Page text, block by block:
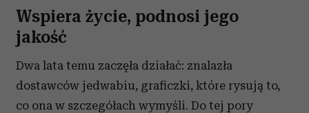
Wspiera życie, podnosi jego
jakość
Dwa lata temu zaczęła działać: znalazła
dostawców jedwabiu, graficzki, które rysują to,
co ona w szczegółach wymyśli. Do tej pory